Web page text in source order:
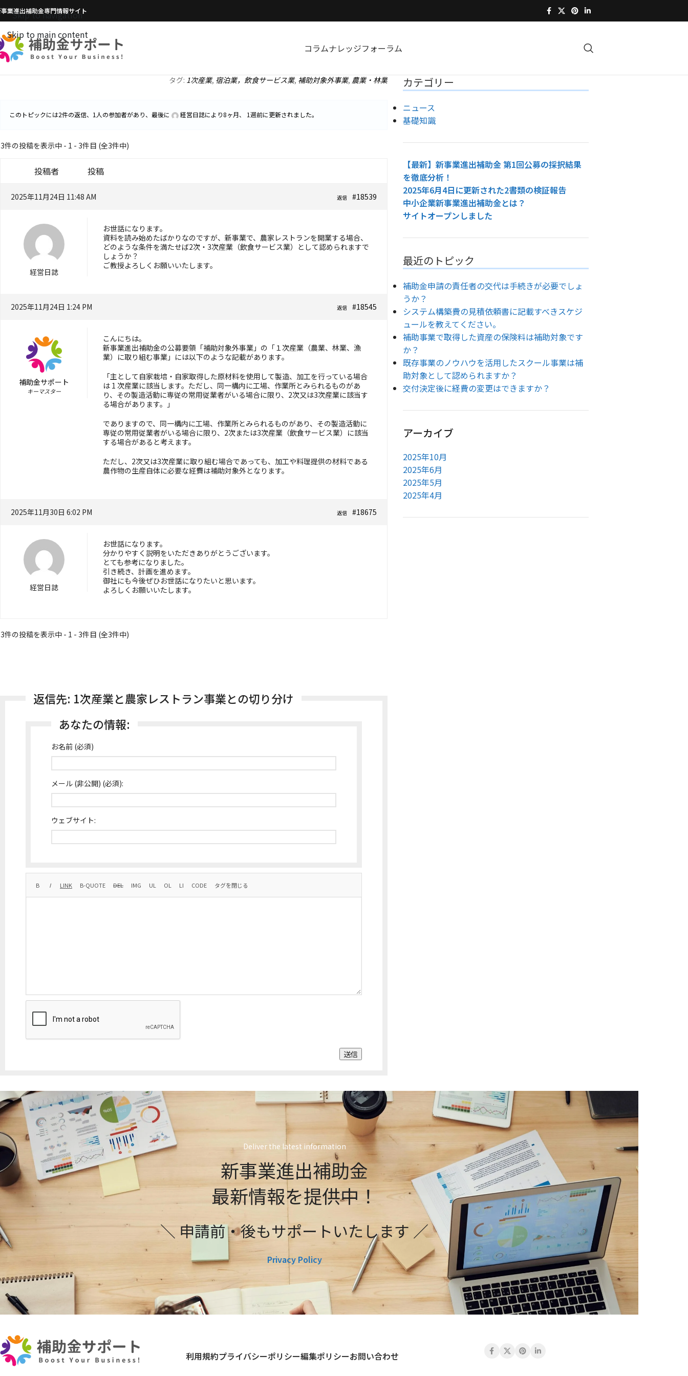
Skip to navigation
Skip to main content
業進出補助金専門情報サイト
コラムナレッジフォーラム
タグ: 1次産業, 宿泊業，飲食サービス業, 補助対象外事業, 農業・林業
このトピックには2件の返信、1人の参加者があり、最後に 経営日誌により8ヶ月、 1週前に更新されました。
3件の投稿を表示中 - 1 - 3件目 (全3件中)
投稿者 投稿
2025年11月24日 11:48 AM #18539
返信
経営日誌
お世話になります。
資料を読み始めたばかりなのですが、新事業で、農家レストランを開業する場合、
どのような条件を満たせば2次・3次産業（飲食サービス業）として認められますで
しょうか？
ご教授よろしくお願いいたします。
2025年11月24日 1:24 PM #18545
返信
補助金サポート
キーマスター
こんにちは。
新事業進出補助金の公募要領「補助対象外事業」の「１次産業（農業、林業、漁
業）に取り組む事業」には以下のような記載があります。
「主として自家栽培・自家取得した原材料を使用して製造、加工を行っている場合
は 1 次産業に該当します。ただし、同一構内に工場、作業所とみられるものがあ
り、その製造活動に専従の常用従業者がいる場合に限り、2次又は3次産業に該当す
る場合があります。」
でありますので、同一構内に工場、作業所とみられるものがあり、その製造活動に
専従の常用従業者がいる場合に限り、2次または3次産業（飲食サービス業）に該当
する場合があると考えます。
ただし、2次又は3次産業に取り組む場合であっても、加工や料理提供の材料である
農作物の生産自体に必要な経費は補助対象外となります。
2025年11月30日 6:02 PM #18675
返信
経営日誌
お世話になります。
分かりやすく説明をいただきありがとうございます。
とても参考になりました。
引き続き、計画を進めます。
御社にも今後ぜひお世話になりたいと思います。
よろしくお願いいたします。
3件の投稿を表示中 - 1 - 3件目 (全3件中)
返信先: 1次産業と農家レストラン事業との切り分け
あなたの情報:
お名前 (必須)
メール (非公開) (必須):
ウェブサイト:
送信
カテゴリー
ニュース
基礎知識
【最新】新事業進出補助金 第1回公募の採択結果
を徹底分析！
2025年6月4日に更新された2書類の検証報告
中小企業新事業進出補助金とは？
サイトオープンしました
最近のトピック
補助金申請の責任者の交代は手続きが必要でしょ
うか？
システム構築費の見積依頼書に記載すべきスケジ
ュールを教えてください。
補助事業で取得した資産の保険料は補助対象です
か？
既存事業のノウハウを活用したスクール事業は補
助対象として認められますか？
交付決定後に経費の変更はできますか？
アーカイブ
2025年10月
2025年6月
2025年5月
2025年4月
Deliver the latest information
新事業進出補助金
最新情報を提供中！
＼ 申請前・後もサポートいたします ／
Privacy Policy
利用規約プライバシーポリシー編集ポリシーお問い合わせ